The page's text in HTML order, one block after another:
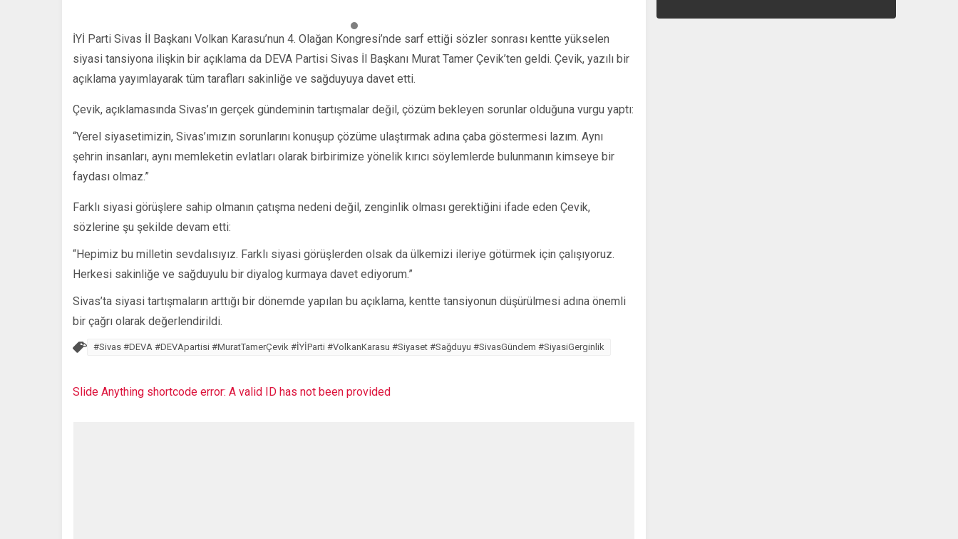
İYİ Parti Sivas İl Başkanı Volkan Karasu’nun 4. Olağan Kongresi’nde sarf ettiği sözler sonrası kentte yükselen
siyasi tansiyona ilişkin bir açıklama da DEVA Partisi Sivas İl Başkanı Murat Tamer Çevik’ten geldi. Çevik, yazılı bir
açıklama yayımlayarak tüm tarafları sakinliğe ve sağduyuya davet etti.
Çevik, açıklamasında Sivas’ın gerçek gündeminin tartışmalar değil, çözüm bekleyen sorunlar olduğuna vurgu yaptı:
“Yerel siyasetimizin, Sivas’ımızın sorunlarını konuşup çözüme ulaştırmak adına çaba göstermesi lazım. Aynı
şehrin insanları, aynı memleketin evlatları olarak birbirimize yönelik kırıcı söylemlerde bulunmanın kimseye bir
faydası olmaz.”
Farklı siyasi görüşlere sahip olmanın çatışma nedeni değil, zenginlik olması gerektiğini ifade eden Çevik,
sözlerine şu şekilde devam etti:
“Hepimiz bu milletin sevdalısıyız. Farklı siyasi görüşlerden olsak da ülkemizi ileriye götürmek için çalışıyoruz.
Herkesi sakinliğe ve sağduyulu bir diyalog kurmaya davet ediyorum.”
Sivas’ta siyasi tartışmaların arttığı bir dönemde yapılan bu açıklama, kentte tansiyonun düşürülmesi adına önemli
bir çağrı olarak değerlendirildi.
#Sivas #DEVA #DEVApartisi #MuratTamerÇevik #İYİParti #VolkanKarasu #Siyaset #Sağduyu #SivasGündem #SiyasiGerginlik
Slide Anything shortcode error: A valid ID has not been provided